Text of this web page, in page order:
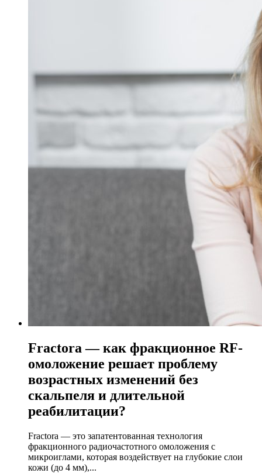
Fractora — как фракционное RF-
омоложение решает проблему
возрастных изменений без
скальпеля и длительной
реабилитации?
Fractora — это запатентованная технология
фракционного радиочастотного омоложения с
микроиглами, которая воздействует на глубокие слои
кожи (до 4 мм),...